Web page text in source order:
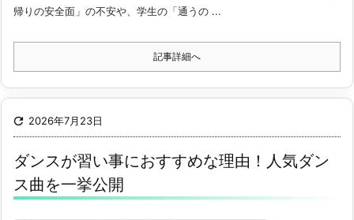
帰りの安全面」の不安や、学生の「通うの ...
記事詳細へ
 2026年7月23日
ダンスが習い事におすすめな理由！人気ダン
ス曲を一挙公開